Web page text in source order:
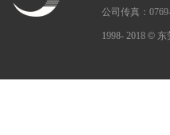
公司传真：
1998- 2018 © 东